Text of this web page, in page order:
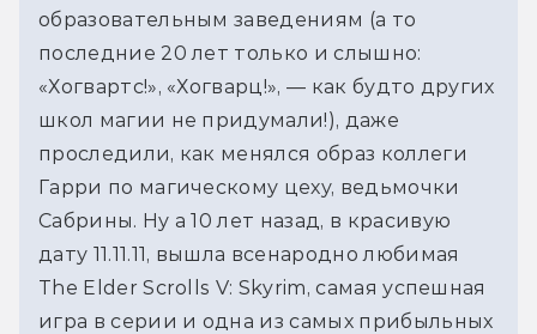
образовательным заведениям (а то
последние 20 лет только и слышно:
«Хогвартс!», «Хогварц!», — как будто других
школ магии не придумали!), даже
проследили, как менялся образ коллеги
Гарри по магическому цеху, ведьмочки
Сабрины. Ну а 10 лет назад, в красивую
дату 11.11.11, вышла всенародно любимая
The Elder Scrolls V: Skyrim, самая успешная
игра в серии и одна из самых прибыльных